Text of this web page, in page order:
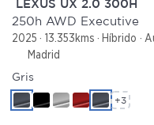
Las cookies de este
el contenido y los
sociales y analizar el
información sobre el
nuestros partners de
LEXUS UX 2.0 300H
250h AWD Executive
2025 13.353kms Híbrido
Madrid
Gris
+3